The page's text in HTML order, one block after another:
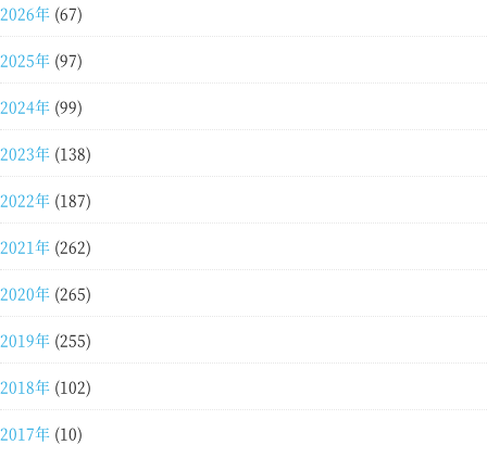
2026年 (67)
2025年 (97)
2024年 (99)
2023年 (138)
2022年 (187)
2021年 (262)
2020年 (265)
2019年 (255)
2018年 (102)
2017年 (10)